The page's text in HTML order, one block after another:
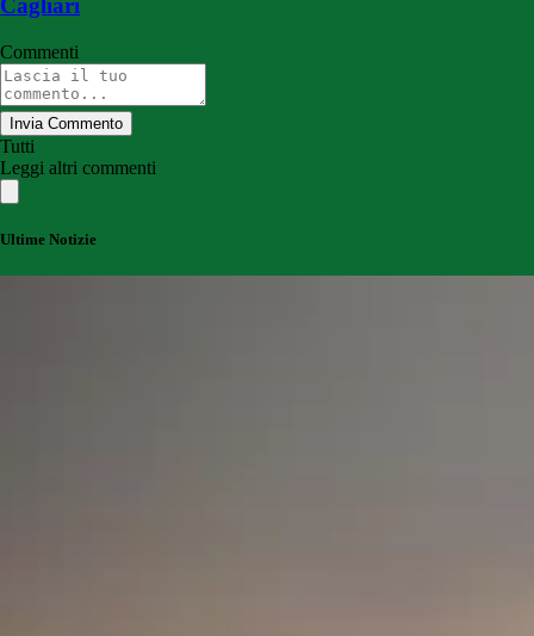
Cagliari
Commenti
Invia Commento
Tutti
Leggi altri commenti
Ultime Notizie